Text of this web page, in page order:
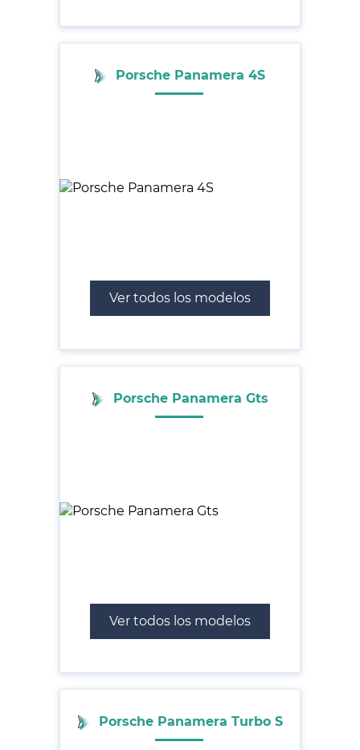
Porsche Panamera 4S
Ver todos los modelos
Porsche Panamera Gts
Ver todos los modelos
Porsche Panamera Turbo S